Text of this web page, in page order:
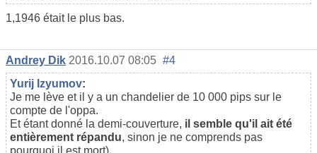
1,1946 était le plus bas.
Andrey Dik 2016.10.07 08:05 #4
Yurij Izyumov:
Je me lève et il y a un chandelier de 10 000 pips sur le
compte de l'oppa.
Et étant donné la demi-couverture, il semble qu'il ait été
entièrement répandu, sinon je ne comprends pas
pourquoi il est mort).